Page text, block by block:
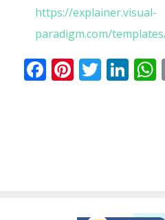
https://explainer.visual-
paradigm.com/
Facebook